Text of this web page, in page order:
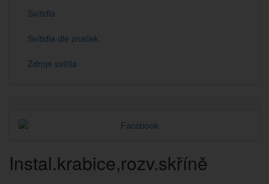
Svítidla
Svítidla dle značek
Zdroje světla
Instal.krabice,rozv.skříně